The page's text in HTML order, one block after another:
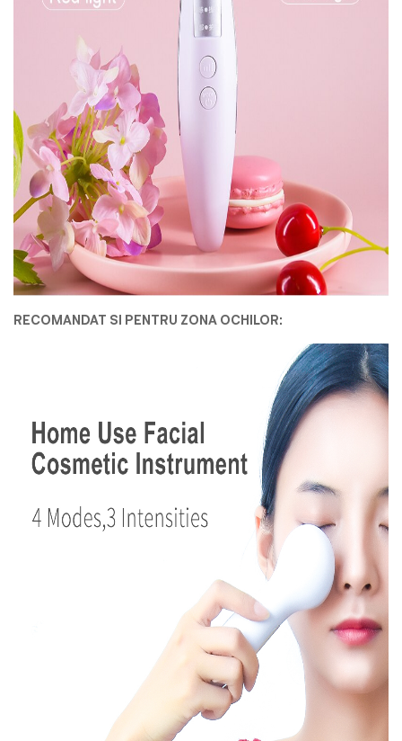
RECOMANDAT SI PENTRU ZONA OCHILOR: